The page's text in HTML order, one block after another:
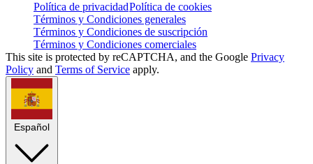
Política de privacidadPolítica de cookies
Términos y Condiciones generales
Términos y Condiciones de suscripción
Términos y Condiciones comerciales
This site is protected by reCAPTCHA, and the Google Privacy
Policy and Terms of Service apply.
Español